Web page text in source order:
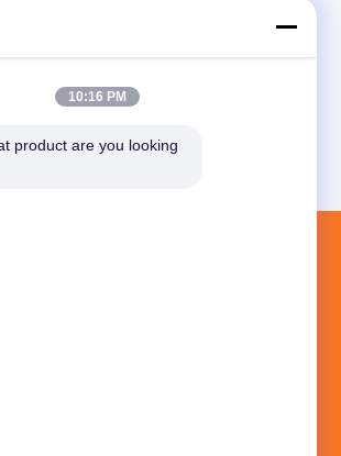
B514 N08800
hợp
hàn để xử
BUILDING,
10:16 PM
product are you looking